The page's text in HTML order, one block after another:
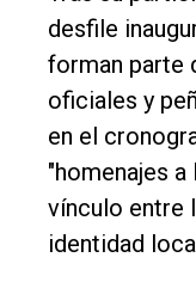
Política
Cultura
Entrevistas
Rural
Deportes
Fúnebres
desfile
forman parte
oficiales y
en el
"homenajes
vínculo entre
identidad